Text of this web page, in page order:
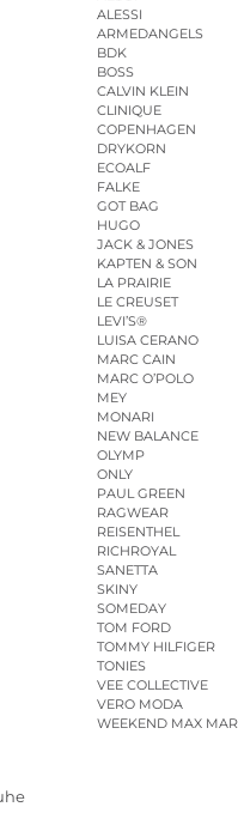
AESOP
ALESSI
ARMEDANGELS
BDK
BOSS
CALVIN KLEIN
CLINIQUE
COPENHAGEN
DRYKORN
ECOALF
FALKE
GOT BAG
HUGO
JACK & JONES
KAPTEN & SON
LA PRAIRIE
LE CREUSET
LEVI’S®
LUISA CERANO
MARC CAIN
MARC O’POLO
MEY
MONARI
NEW BALANCE
OLYMP
ONLY
PAUL GREEN
RAGWEAR
REISENTHEL
RICHROYAL
SANETTA
SKINY
SOMEDAY
TOM FORD
TOMMY HILFIGER
TONIES
VEE COLLECTIVE
VERO MODA